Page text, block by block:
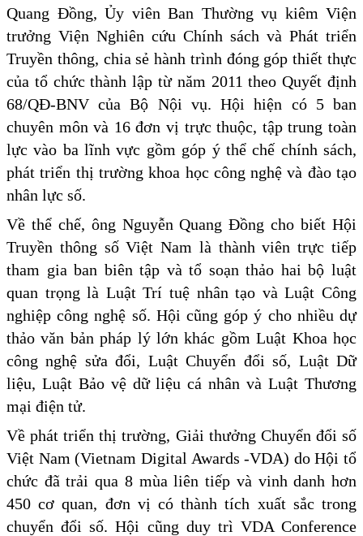
Quang Đồng, Ủy viên Ban Thường vụ kiêm Viện
trưởng Viện Nghiên cứu Chính sách và Phát triển
Truyền thông, chia sẻ hành trình đóng góp thiết thực
của tổ chức thành lập từ năm 2011 theo Quyết định
68/QĐ-BNV của Bộ Nội vụ. Hội hiện có 5 ban
chuyên môn và 16 đơn vị trực thuộc, tập trung toàn
lực vào ba lĩnh vực gồm góp ý thể chế chính sách,
phát triển thị trường khoa học công nghệ và đào tạo
nhân lực số.
Về thể chế, ông Nguyễn Quang Đồng cho biết Hội
Truyền thông số Việt Nam là thành viên trực tiếp
tham gia ban biên tập và tổ soạn thảo hai bộ luật
quan trọng là Luật Trí tuệ nhân tạo và Luật Công
nghiệp công nghệ số. Hội cũng góp ý cho nhiều dự
thảo văn bản pháp lý lớn khác gồm Luật Khoa học
công nghệ sửa đổi, Luật Chuyển đổi số, Luật Dữ
liệu, Luật Bảo vệ dữ liệu cá nhân và Luật Thương
mại điện tử.
Về phát triển thị trường, Giải thưởng Chuyển đổi số
Việt Nam (Vietnam Digital Awards -VDA) do Hội tổ
chức đã trải qua 8 mùa liên tiếp và vinh danh hơn
450 cơ quan, đơn vị có thành tích xuất sắc trong
chuyển đổi số. Hội cũng duy trì VDA Conference